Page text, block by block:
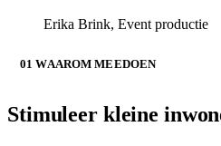
Erika Brink, Event productie
01 WAAROM MEEDOEN
Stimuleer kleine